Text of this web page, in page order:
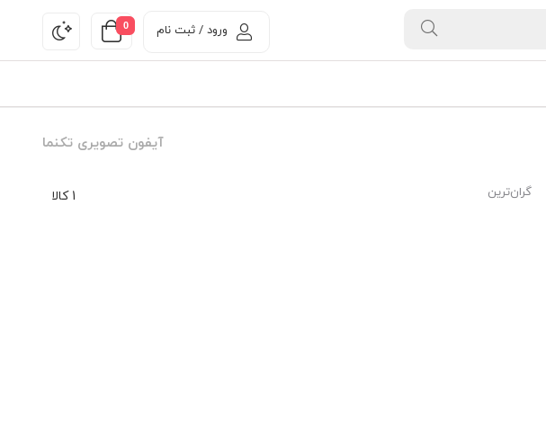
0 ورود / ثبت نام
آیفون تصویری تکنما
1 کالا گران‌ترین